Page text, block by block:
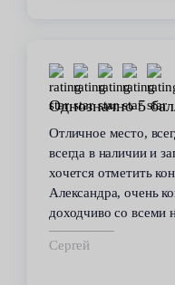
Стабильное
В течение 6 лет
сервиса. Высокий
всегда помогал
автомобилем
техобслуживанию
срок.